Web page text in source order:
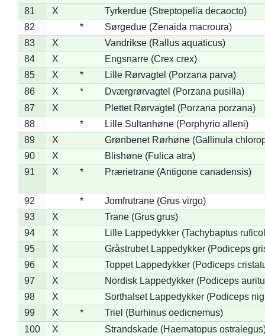
81
X
Tyrkerdue (Streptopelia decaocto)
82
*
Sørgedue (Zenaida macroura)
83
X
Vandrikse (Rallus aquaticus)
84
X
Engsnarre (Crex crex)
85
X *
Lille Rørvagtel (Porzana parva)
86
X *
Dværgrørvagtel (Porzana pusilla)
87
X
Plettet Rørvagtel (Porzana porzana)
88
*
Lille Sultanhøne (Porphyrio alleni)
89
X
Grønbenet Rørhøne (Gallinula
90
X
Blishøne (Fulica atra)
91
X * Prærietrane (Antigone canadensis)
92 *
Jomfrutrane (Grus virgo)
93
X
Trane (Grus grus)
94
X
Lille Lappedykker (Tachybaptus
95
X
Gråstrubet Lappedykker (Podiceps
96
X
Toppet Lappedykker (Podiceps
97
X
Nordisk Lappedykker (Podiceps
98
X
Sorthalset Lappedykker (Podiceps
99
X *
Triel (Burhinus oedicnemus)
100
X Strandskade (Haematopus